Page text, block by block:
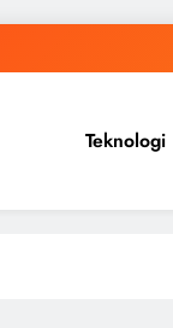
Teknologi